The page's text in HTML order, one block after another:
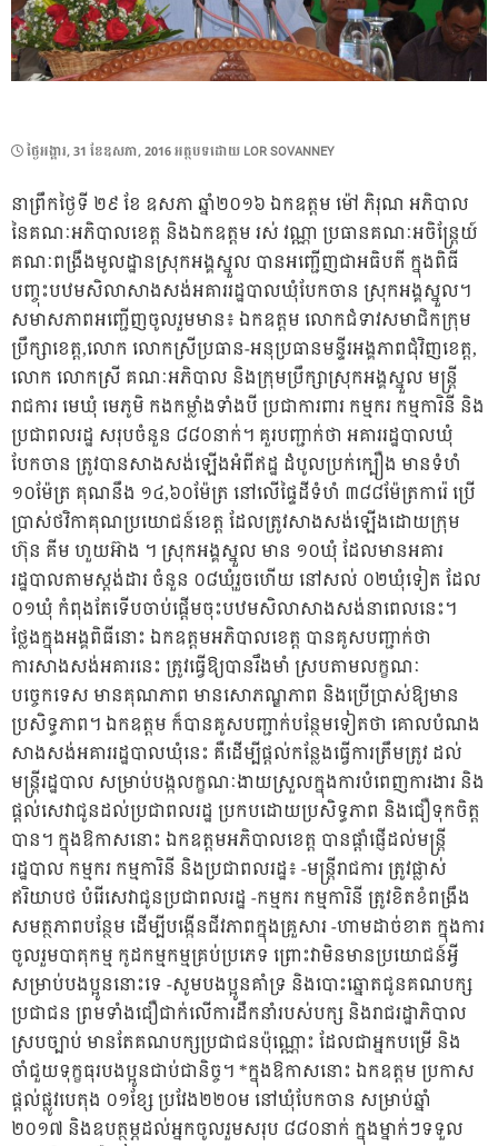
POSTED
ថ្ងៃ​អង្គារ, 31 ខែ​ឧសភា, 2016អត្ថបទដោយ LOR SOVANNEY
នាព្រឹកថ្ងៃទី ២៩ ខែ ឧសភា ឆ្នាំ២០១៦ ឯកឧត្តម ម៉ៅ ភិរុណ អភិបាល
នៃគណៈអភិបាលខេត្ត និងឯកឧត្តម រស់ វណ្ណា ប្រធានគណៈអចិន្រ្តែយ៍
គណៈពង្រឹងមូលដ្ឋានស្រុកអង្គស្នួល បានអញ្ជើញជាអធិបតី ក្នុងពិធី
បញ្ចុះបឋមសិលាសាងសង់អគាររដ្ឋបាលឃុំបែកចាន ស្រុកអង្គស្នួល។
សមាសភាពអញ្ជើញចូលរួមមាន៖ ឯកឧត្តម លោកជំទាវសមាជិកក្រុម
ប្រឹក្សាខេត្ត,លោក លោកស្រីប្រធាន-អនុប្រធានមន្ទីរអង្គភាពជុំវិញខេត្ត,
លោក លោកស្រី គណៈអភិបាល និងក្រុមប្រឹក្សាស្រុកអង្គស្នួល មន្រ្តី
រាជការ មេឃុំ មេភូមិ កងកម្លាំងទាំងបី ប្រជាការពារ កម្មករ កម្មការិនី និង
ប្រជាពលរដ្ឋ សរុបចំនួន ៨៨០នាក់។ គួរបញ្ជាក់ថា អគាររដ្ឋបាលឃុំ
បែកចាន ត្រូវបានសាងសង់ឡើងអំពីឥដ្ឋ ដំបូលប្រក់ក្បឿង មានទំហំ
១០ម៉ែត្រ គុណនឹង ១៤,៦០ម៉ែត្រ នៅលើផ្ទៃដីទំហំ ៣៨៨ម៉ែត្រការ៉េ ប្រើ
ប្រាស់ថវិកាគុណប្រយោជន៍ខេត្ត ដែលត្រូវសាងសង់ឡើងដោយក្រុម
ហ៊ុន គីម ហួយអ៊ាង ។ ស្រុកអង្គស្នួល មាន ១០ឃុំ ដែលមានអគារ
រដ្ឋបាលតាមស្តង់ដារ ចំនួន ០៨ឃុំរួចហើយ នៅសល់ ០២ឃុំទៀត ដែល
០១ឃុំ កំពុងតែទើបចាប់ផ្តើមចុះបឋមសិលាសាងសង់នាពេលនេះ។
ថ្លែងក្នុងអង្គពិធីនោះ ឯកឧត្តមអភិបាលខេត្ត បានគូសបញ្ជាក់ថា
ការសាងសង់អគារនេះ ត្រូវធ្វើឱ្យបានរឹងមាំ ស្របតាមលក្ខណៈ
បច្ចេកទេស មានគុណភាព មានសោភណ្ឌភាព និងប្រើប្រាស់ឱ្យមាន
ប្រសិទ្ធភាព។ ឯកឧត្តម ក៏បានគូសបញ្ជាក់បន្ថែមទៀតថា គោលបំណង
សាងសង់អគាររដ្ឋបាលឃុំនេះ គឺដើម្បីផ្តល់កន្លែងធ្វើការត្រឹមត្រូវ ដល់
មន្ត្រីរដ្ឋបាល សម្រាប់បង្កលក្ខណៈងាយស្រួលក្នុងការបំពេញការងារ និង
ផ្តល់សេវាជូនដល់ប្រជាពលរដ្ឋ ប្រកបដោយប្រសិទ្ធភាព និងជឿទុកចិត្ត
បាន។ ក្នុងឱកាសនោះ ឯកឧត្តមអភិបាលខេត្ត បានផ្តាំផ្ញើដល់មន្ត្រី
រដ្ឋបាល កម្មករ កម្មការិនី និងប្រជាពលរដ្ឋ៖ -មន្ត្រីរាជការ ត្រូវផ្លាស់
ឥរិយាបថ បំរើសេវាជូនប្រជាពលរដ្ឋ -កម្មករ កម្មការិនី ត្រូវខិតខំពង្រឹង
សមត្ថភាពបន្ថែម ដើម្បីបង្កើនជីវភាពក្នុងគ្រួសារ -ហាមដាច់ខាត ក្នុងការ
ចូលរួមបាតុកម្ម កូដកម្មកម្មគ្រប់ប្រភេទ ព្រោះវាមិនមានប្រយោជន៍អ្វី
សម្រាប់បងប្អូននោះទេ -សូមបងប្អូនគាំទ្រ និងបោះឆ្នោតជូនគណបក្ស
ប្រជាជន ព្រមទាំងជឿជាក់លើការដឹកនាំរបស់បក្ស និងរាជរដ្ឋាភិបាល
ស្របច្បាប់ មានតែគណបក្សប្រជាជនប៉ុណ្ណោះ ដែលជាអ្នកបម្រើ និង
ចាំជួយទុក្ខធុរបងប្អូនជាប់ជានិច្ច។ *ក្នុងឱកាសនោះ ឯកឧត្តម ប្រកាស
ផ្តល់ផ្លូវបេតុង ០១ខ្សែ ប្រវែង២២០ម នៅឃុំបែកចាន សម្រាប់ឆ្នាំ
២០១៧ និងឧបត្ថម្ភដល់អ្នកចូលរួមសរុប ៨៨០នាក់ ក្នុងម្នាក់ៗទទួល